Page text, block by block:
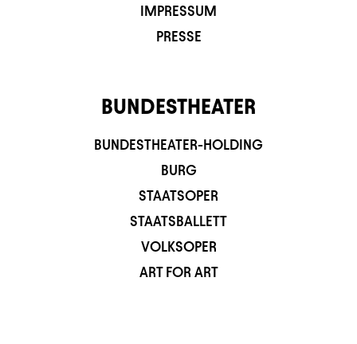
IMPRESSUM
PRESSE
BUNDESTHEATER
BUNDESTHEATER-HOLDING
BURG
STAATSOPER
STAATSBALLETT
VOLKSOPER
ART FOR ART